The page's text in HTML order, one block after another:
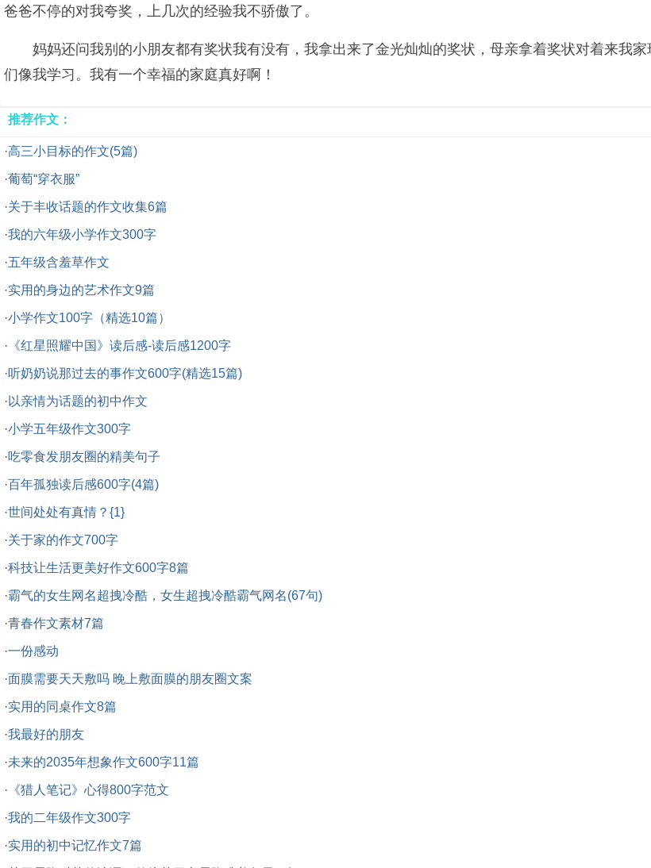
爸爸不停的对我夸奖，上几次的经验我不骄傲了。
妈妈还问我别的小朋友都有奖状我有没有，我拿出来了金光灿灿的奖状，母亲拿着奖状对着来我
们像我学习。我有一个幸福的家庭真好啊！
推荐作文：
·高三小目标的作文(5篇)
·葡萄“穿衣服”
·关于丰收话题的作文收集6篇
·我的六年级小学作文300字
·五年级含羞草作文
·实用的身边的艺术作文9篇
·小学作文100字（精选10篇）
· 《红星照耀中国》读后感-读后感1200字
·听奶奶说那过去的事作文600字(精选15篇)
· 以亲情为话题的初中作文
·小学五年级作文300字
·吃零食发朋友圈的精美句子
·百年孤独读后感600字(4篇)
·世间处处有真情？{1}
·关于家的作文700字
·科技让生活更美好作文600字8篇
·霸气的女生网名超拽冷酷，女生超拽冷酷霸气网名(67句)
·青春作文素材7篇
·一份感动
·面膜需要天天敷吗 晚上敷面膜的朋友圈文案
·实用的同桌作文8篇
·我最好的朋友
·未来的2035年想象作文600字11篇
· 《猎人笔记》心得800字范文
·我的二年级作文300字
·实用的初中记忆作文7篇